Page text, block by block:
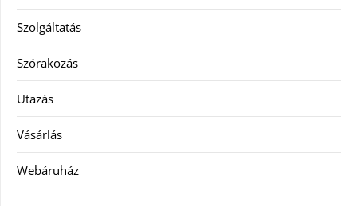
Szolgáltatás
Szórakozás
Utazás
Vásárlás
Webáruház